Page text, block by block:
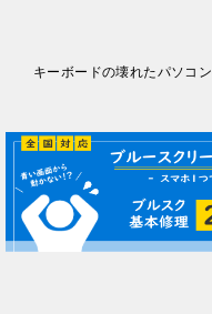
ナ
ビ
ゲ
ー
キーボードの壊れたパソコン